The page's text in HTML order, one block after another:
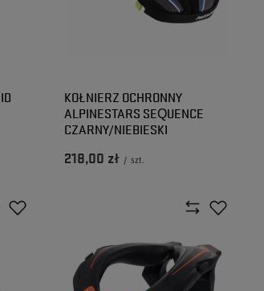
KOŁNIERZ OCHRONNY
ALPINESTARS SEQUENCE
CZARNY/NIEBIESKI
218,00 zł / szt.